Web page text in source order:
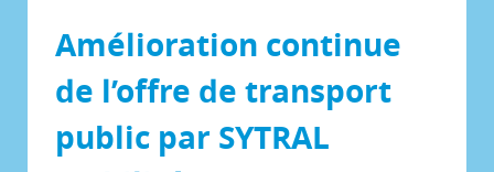
Amélioration continue
de l’offre de transport
public par SYTRAL